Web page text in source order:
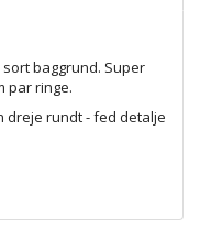
baggrund. Super
par ringe.
dreje rundt - fed detalje